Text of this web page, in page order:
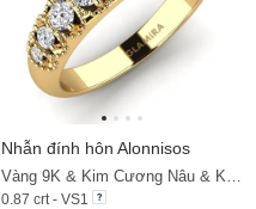
Nhẫn đính hôn Alonnisos
0.87 crt - VS1